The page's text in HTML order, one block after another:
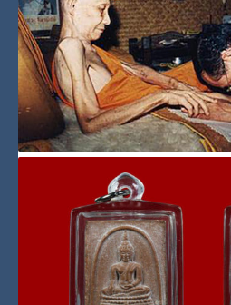
PUBLISHED IN พระมหากษัตริย์และพระบรม
เครื่อง-ของสะสม-รัชกาลที่ 5
โชว์ล็อกเก็ต
TAGGED UNDER: ล็อกเก็ต,ล็อกเก็ตรัชกาล
หลวงพ่อเกษม เขมโก กับ รัชก
วันพฤหัสบดี, 01 กันยายน 2022 BY
ครั้นเมื่อถึงเวลาเสด็จพระราชดำเนิน